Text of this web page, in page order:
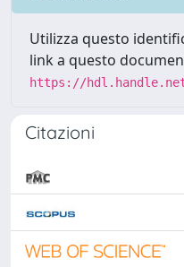
Utilizza questo
link a questo
https://
Citazioni